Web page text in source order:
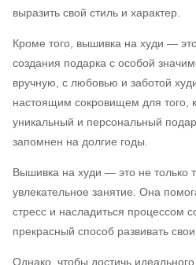
выразить свой стиль и характер.
Кроме того, вышивка на худи —
создания подарка с особой
вручную, с любовью и заботой
настоящим сокровищем для того,
уникальный и персональный
запомнен на долгие годы.
Вышивка на худи — это не только
увлекательное занятие. Она
стресс и насладиться процессом
прекрасный способ развивать
Однако, чтобы достичь идеального